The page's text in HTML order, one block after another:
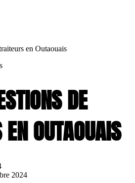
en Outaouais
DE
OUTAOUAIS
2024